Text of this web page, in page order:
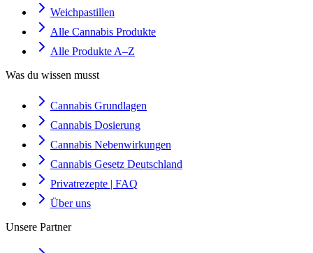
Weichpastillen
Alle Cannabis Produkte
Alle Produkte A–Z
Was du wissen musst
Cannabis Grundlagen
Cannabis Dosierung
Cannabis Nebenwirkungen
Cannabis Gesetz Deutschland
Privatrezepte | FAQ
Über uns
Unsere Partner